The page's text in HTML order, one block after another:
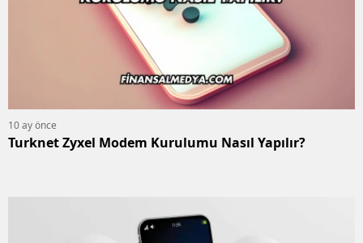
10 ay önce
Turknet Zyxel Modem Kurulumu Nasıl Yapılır?